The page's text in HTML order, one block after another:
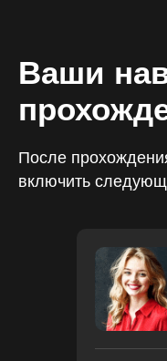
Ваши
После
включить